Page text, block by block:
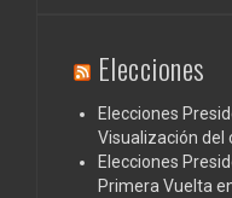
Elecciones
Elecciones
Visualización del
Elecciones
Primera Vuelta